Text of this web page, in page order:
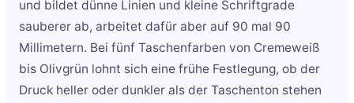
und bildet dünne Linien und kleine Schriftgrade
sauberer ab, arbeitet dafür aber auf 90 mal 90
Millimetern. Bei fünf Taschenfarben von Cremeweiß
bis Olivgrün lohnt sich eine frühe Festlegung, ob der
Druck heller oder dunkler als der Taschenton stehen